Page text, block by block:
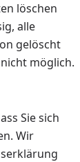
löschen
alle
gelöscht
möglich.
Sie sich
Wir